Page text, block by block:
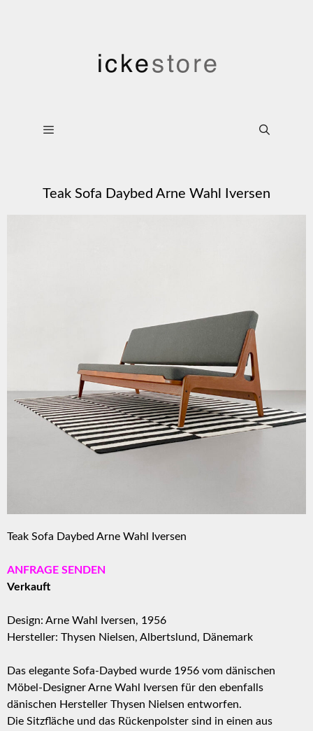
Teak Sofa Daybed Arne Wahl Iversen
Teak Sofa Daybed Arne Wahl Iversen
ANFRAGE SENDEN
Verkauft
Design: Arne Wahl Iversen, 1956
Hersteller: Thysen Nielsen, Albertslund, Dänemark
Das elegante Sofa-Daybed wurde 1956 vom dänischen
Möbel-Designer Arne Wahl Iversen für den ebenfalls
dänischen Hersteller Thysen Nielsen entworfen.
Die Sitzfläche und das Rückenpolster sind in einen aus